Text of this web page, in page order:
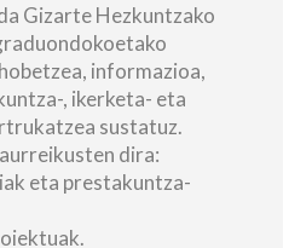
Gizarte Hezkuntzako
informazioa,
, ikerketa- eta
sustatuz.
dira:
eta prestakuntza-